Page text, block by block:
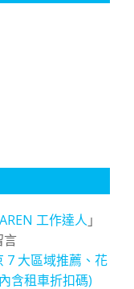
工作達人 」
言
7 大區域推薦、花
含租車折扣碼)